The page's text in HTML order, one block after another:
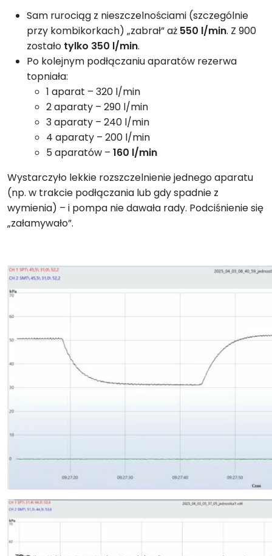
Sam rurociąg z nieszczelnościami (szczególnie
przy kombikorkach) „zabrał” aż 550 l/min. Z 900
zostało tylko 350 l/min.
Po kolejnym podłączaniu aparatów rezerwa
topniała:
1 aparat – 320 l/min
2 aparaty – 290 l/min
3 aparaty – 240 l/min
4 aparaty – 200 l/min
5 aparatów – 160 l/min
Wystarczyło lekkie rozszczelnienie jednego aparatu
(np. w trakcie podłączania lub gdy spadnie z
wymienia) – i pompa nie dawała rady. Podciśnienie się
„załamywało”.